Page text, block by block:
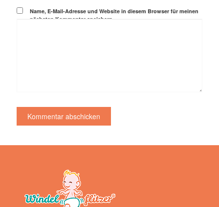
Name, E-Mail-Adresse und Website in diesem Browser für meinen
nächsten Kommentar speichern.